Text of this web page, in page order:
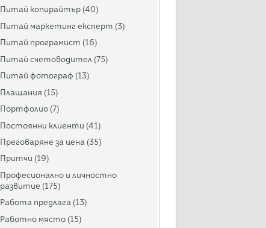
Питай копирайтър (40)
Питай маркетинг експерт (3)
Питай програмист (16)
Питай счетоводител (75)
Питай фотограф (13)
Плащания (15)
Портфолио (7)
Постоянни клиенти (41)
Преговаряне за цена (35)
Притчи (19)
Професионално и личностно
развитие (175)
Работа предлага (13)
Работно място (15)